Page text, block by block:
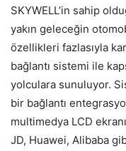
SKYWELL’in sahip
yakın geleceğin
özellikleri fazlasıyla
bağlantı sistemi ile
yolculara sunuluyor.
bir bağlantı
multimedya LCD
JD, Huawei, Alibaba